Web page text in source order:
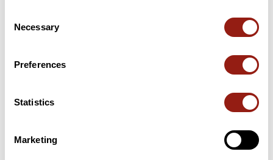
Selection
Necessary
Preferences
Statistics
Marketing
Résumé
Découvrez ce parcours de vélo de 80 km à proximité de Crest.
environ 3 heures et 49 minutes pour réaliser ce parcours.